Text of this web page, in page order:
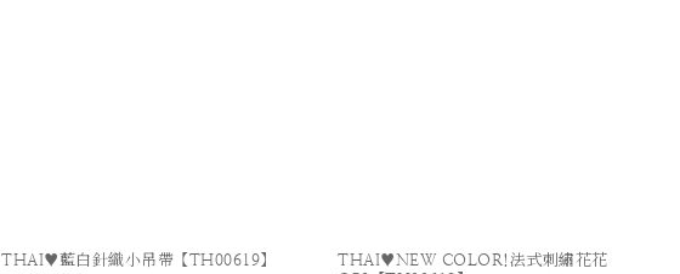
THAI♥藍白針織小吊帶【TH00619】
THAI♥NEW COLOR!法式刺繡花花